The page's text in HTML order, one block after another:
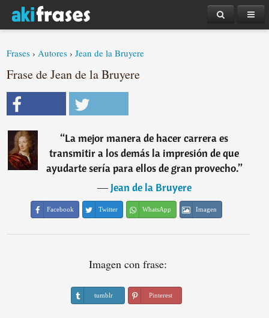
Frases ›Autores ›Jean de la Bruyere
Frase de Jean de la Bruyere
“La mejor manera de hacer carrera es
transmitir a los demás la impresión de que
ayudarte sería para ellos de gran provecho.”
―Jean de la Bruyere
Facebook Twitter WhatsApp Imagen
Imagen con frase:
tumblr Pinterest